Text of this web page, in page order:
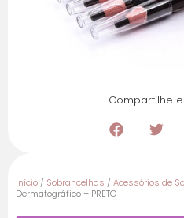
Compartilhe
Início / Sobrancelhas / Acessórios de
Dermatográfico – PRETO